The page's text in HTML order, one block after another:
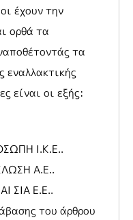
έχουν την
ορθά τα
τα
εναλλακτικής
είναι οι εξής:
Ι.Κ.Ε..
Α.Ε..
ΣΙΑ Ε.Ε..
του άρθρου